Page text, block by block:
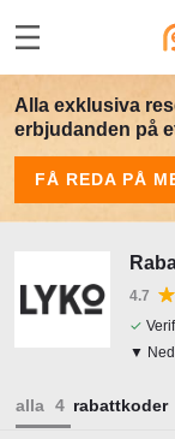
Alla exklusiva
erbjudanden på
FÅ REDA PÅ
4.7
✓
▼
alla rabattkoder